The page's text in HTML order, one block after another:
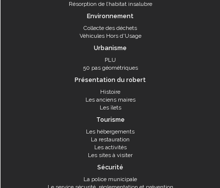
Résorption de l’habitat insalubre
Environnement
Collecte des déchets
Véhicules Hors d'Usage
Urbanisme
PLU
50 pas géométriques
Présentation du robert
Histoire
Les anciens maires
Les îlets
Tourisme
Les hébergements
La restauration
Les activités
Les sites à visiter
Sécurité
La police municipale